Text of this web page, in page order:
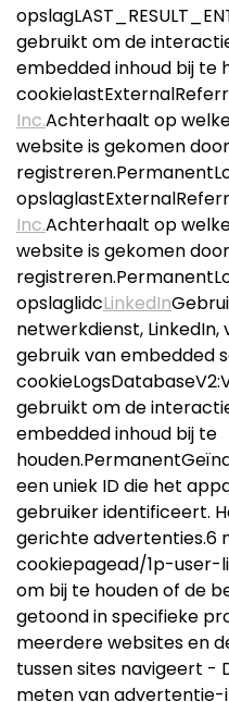
gebruikt om de
embedded inhoud bij te
Inc.Achterhaalt op
website is gekomen
Inc.Achterhaalt op
website is gekomen
opslaglidcLinkedIn
netwerkdienst,
gebruik van embedded
gebruikt om de
embedded inhoud bij te
een uniek ID die het
gebruiker identificeert.
gerichte advertenties.6
cookiepagead/1p-
om bij te houden of de
getoond in specifieke
meerdere websites en
tussen sites navigeert -
meten van advertentie-